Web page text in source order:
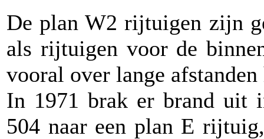
De plan W2 rijtuigen zijn
als rijtuigen voor de
vooral over lange
In 1971 brak er brand uit
504 naar een plan E